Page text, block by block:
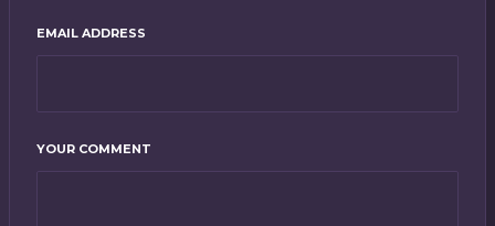
EMAIL ADDRESS
YOUR COMMENT